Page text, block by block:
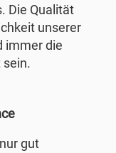
Die Qualität
unserer
immer die
sein.
gut